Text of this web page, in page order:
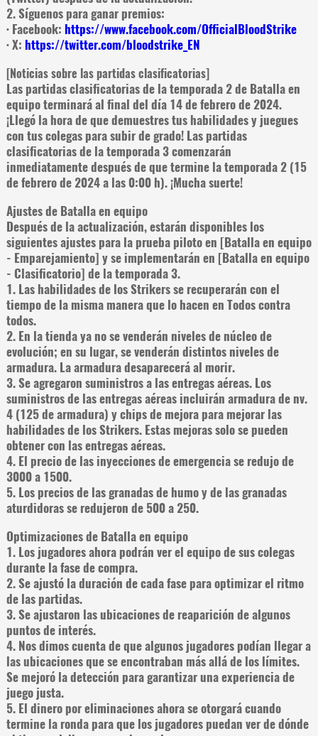
2. Síguenos para ganar premios:
· Facebook: https://www.facebook.com/OfficialBloodStrike
· X: https://twitter.com/bloodstrike_EN
[Noticias sobre las partidas clasificatorias]
Las partidas clasificatorias de la temporada 2 de Batalla en
equipo terminará al final del día 14 de febrero de 2024.
¡Llegó la hora de que demuestres tus habilidades y juegues
con tus colegas para subir de grado! Las partidas
clasificatorias de la temporada 3 comenzarán
inmediatamente después de que termine la temporada 2 (15
de febrero de 2024 a las 0:00 h). ¡Mucha suerte!
Ajustes de Batalla en equipo
Después de la actualización, estarán disponibles los
siguientes ajustes para la prueba piloto en [Batalla en equipo
- Emparejamiento] y se implementarán en [Batalla en equipo
- Clasificatorio] de la temporada 3.
1. Las habilidades de los Strikers se recuperarán con el
tiempo de la misma manera que lo hacen en Todos contra
todos.
2. En la tienda ya no se venderán niveles de núcleo de
evolución; en su lugar, se venderán distintos niveles de
armadura. La armadura desaparecerá al morir.
3. Se agregaron suministros a las entregas aéreas. Los
suministros de las entregas aéreas incluirán armadura de nv.
4 (125 de armadura) y chips de mejora para mejorar las
habilidades de los Strikers. Estas mejoras solo se pueden
obtener con las entregas aéreas.
4. El precio de las inyecciones de emergencia se redujo de
3000 a 1500.
5. Los precios de las granadas de humo y de las granadas
aturdidoras se redujeron de 500 a 250.
Optimizaciones de Batalla en equipo
1. Los jugadores ahora podrán ver el equipo de sus colegas
durante la fase de compra.
2. Se ajustó la duración de cada fase para optimizar el ritmo
de las partidas.
3. Se ajustaron las ubicaciones de reaparición de algunos
puntos de interés.
4. Nos dimos cuenta de que algunos jugadores podían llegar a
las ubicaciones que se encontraban más allá de los límites.
Se mejoró la detección para garantizar una experiencia de
juego justa.
5. El dinero por eliminaciones ahora se otorgará cuando
termine la ronda para que los jugadores puedan ver de dónde